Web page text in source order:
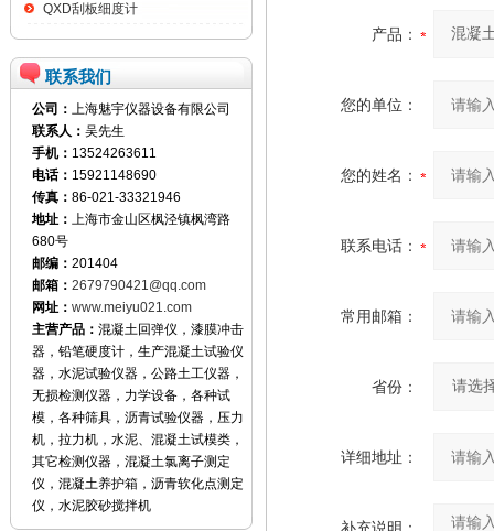
QXD刮板细度计
联系我们
公司： 上海魅宇仪器设备有限公司
联系人： 吴先生
手机： 13524263611
电话： 15921148690
传真： 86-021-33321946
地址： 上海市金山区枫泾镇枫湾路
680号
邮编： 201404
邮箱： 2679790421@qq.com
网址： www.meiyu021.com
主营产品： 混凝土回弹仪，漆膜冲击
器，铅笔硬度计，生产混凝土试验仪
器，水泥试验仪器，公路土工仪器，
无损检测仪器，力学设备，各种试
模，各种筛具，沥青试验仪器，压力
机，拉力机，水泥、混凝土试模类，
其它检测仪器，混凝土氯离子测定
仪，混凝土养护箱，沥青软化点测定
仪，水泥胶砂搅拌机
产品：
您的单位：
您的姓名：
联系电话：
常用邮箱：
省份：
详细地址：